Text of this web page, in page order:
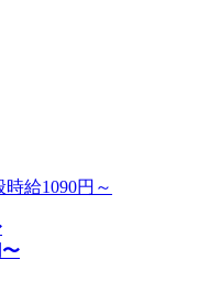
給1090円～
〜